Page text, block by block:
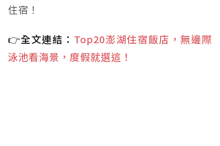
住宿！
👉全文連結： Top20澎湖住宿飯店，無邊際
泳池看海景，度假就選這！